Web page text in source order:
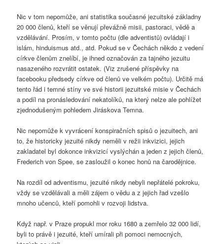
Nic v tom nepomůže, ani statistika současné jezuitské základny
20 000 členů, kteří se věnují převážně misii, pastoraci, vědě a
vzdělávání. Prosím, v tomto počtu (dle adventistů) ovládají i
islám, hinduismus atd., atd. Pokud se v Čechách někdo z vedení
církve členům znelíbí, je ihned označován za tajného jezuitu
nasazeného rozvrátit ostatek. (Viz zrušené příspěvky na
facebooku předsedy církve od členů ve velkém počtu). Určitě má
tento řád i temné stíny ve své historii jezuitské misie v Čechách
a podíl na pronásledování nekatolíků, na který nelze ale pohlížet
zjednodušeným pohledem Jiráskova Temna.
Nic nepomůže k vyvrácení konspiračních spisů o jezuitech, ani
to, že historicky jezuité nikdy neměli v režii inkvizici, jejich
zakladatel byl dokonce inkvizicí vyslýchán a jeden z jejich členů,
Frederich von Spee, se zasloužil o konec honů na čarodějnice.
Na rozdíl od adventismu, jezuité nikdy nebyli nepřátelé pokroku,
vždy se vzdělávali a měli zájem o vědu a z jejich řad vzešlo
mnoho učenců, kteří pomohli v rozvoji lidstva.
Když např. v Praze propukl mor roku 1680 a zemřelo 32 000 lidí,
byli to právě i jezuité, kteří umírali při pomoci nemocných,